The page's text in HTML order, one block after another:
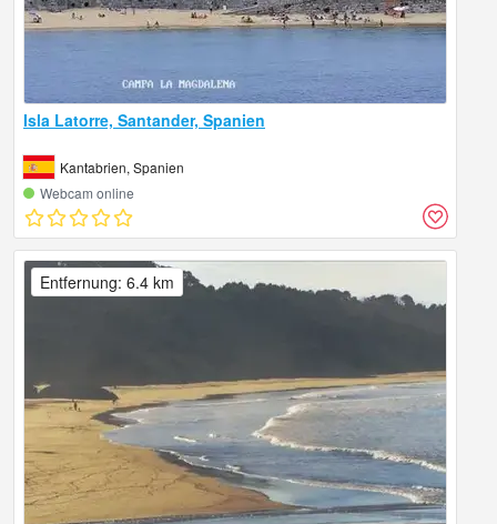
Isla Latorre, Santander, Spanien
Kantabrien, Spanien
Webcam online
Entfernung: 6.4 km